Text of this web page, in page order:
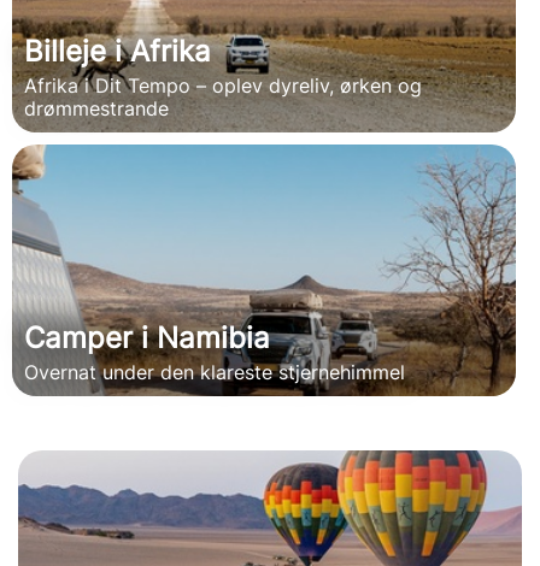
Billeje i Afrika
Afrika i Dit Tempo – oplev dyreliv, ørken og
drømmestrande
Camper i Namibia
Overnat under den klareste stjernehimmel